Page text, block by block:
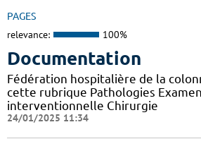
PAGES
relevance: 100%
Documentation
Fédération hospitalière de la
cette rubrique Pathologies
interventionnelle Chirurgie
24/01/2025 11:34